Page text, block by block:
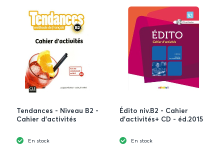
Tendances - Niveau B2 -
Cahier d'activités
En stock
Édito niv.B2 - Cahier
d'activités+ CD - éd.2015
En stock